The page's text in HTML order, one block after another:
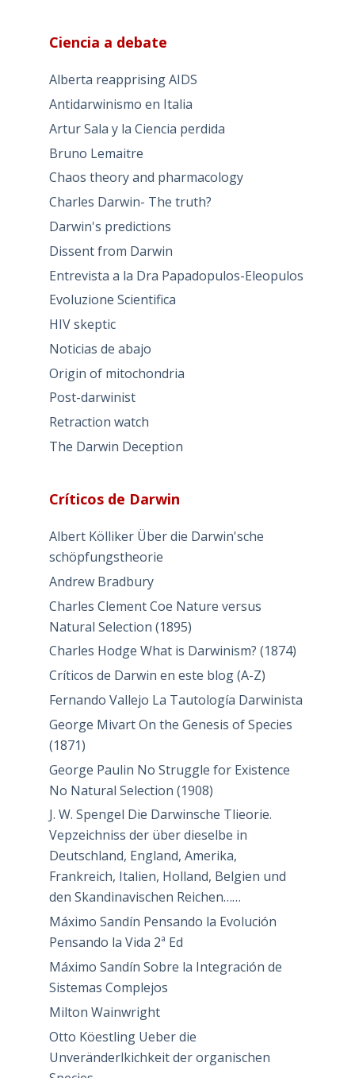
Ciencia a debate
Alberta reapprising AIDS
Antidarwinismo en Italia
Artur Sala y la Ciencia perdida
Bruno Lemaitre
Chaos theory and pharmacology
Charles Darwin- The truth?
Darwin's predictions
Dissent from Darwin
Entrevista a la Dra Papadopulos-Eleopulos
Evoluzione Scientifica
HIV skeptic
Noticias de abajo
Origin of mitochondria
Post-darwinist
Retraction watch
The Darwin Deception
Críticos de Darwin
Albert Kölliker Über die Darwin'sche
schöpfungstheorie
Andrew Bradbury
Charles Clement Coe Nature versus
Natural Selection (1895)
Charles Hodge What is Darwinism? (1874)
Críticos de Darwin en este blog (A-Z)
Fernando Vallejo La Tautología Darwinista
George Mivart On the Genesis of Species
(1871)
George Paulin No Struggle for Existence
No Natural Selection (1908)
J. W. Spengel Die Darwinsche Tlieorie.
Vepzeichniss der über dieselbe in
Deutschland, England, Amerika,
Frankreich, Italien, Holland, Belgien und
den Skandinavischen Reichen……
Máximo Sandín Pensando la Evolución
Pensando la Vida 2ª Ed
Máximo Sandín Sobre la Integración de
Sistemas Complejos
Milton Wainwright
Otto Köestling Ueber die
Unveränderlkichkeit der organischen